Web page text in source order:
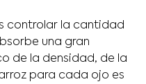
controlar la cantidad
una gran
de la densidad, de la
para cada ojo es